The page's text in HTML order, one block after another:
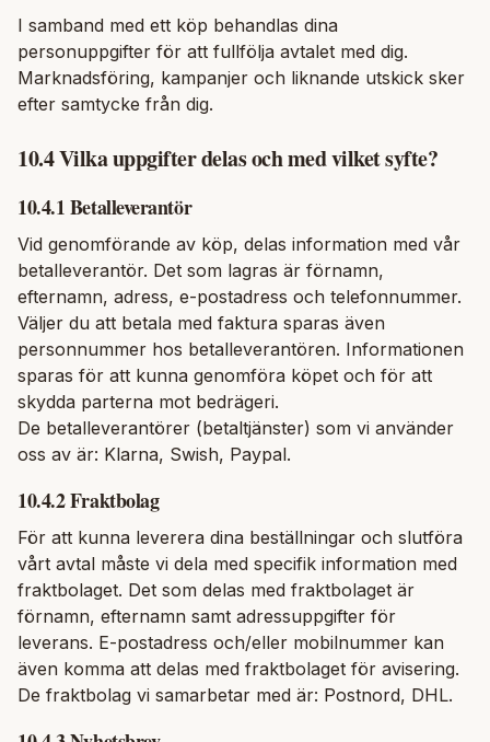
I samband med ett köp behandlas dina
personuppgifter för att fullfölja avtalet med dig.
Marknadsföring, kampanjer och liknande utskick sker
efter samtycke från dig.
10.4 Vilka uppgifter delas och med vilket syfte?
10.4.1 Betalleverantör
Vid genomförande av köp, delas information med vår
betalleverantör. Det som lagras är förnamn,
efternamn, adress, e-postadress och telefonnummer.
Väljer du att betala med faktura sparas även
personnummer hos betalleverantören. Informationen
sparas för att kunna genomföra köpet och för att
skydda parterna mot bedrägeri.
De betalleverantörer (betaltjänster) som vi använder
oss av är: Klarna, Swish, Paypal.
10.4.2 Fraktbolag
För att kunna leverera dina beställningar och slutföra
vårt avtal måste vi dela med specifik information med
fraktbolaget. Det som delas med fraktbolaget är
förnamn, efternamn samt adressuppgifter för
leverans. E-postadress och/eller mobilnummer kan
även komma att delas med fraktbolaget för avisering.
De fraktbolag vi samarbetar med är: Postnord, DHL.